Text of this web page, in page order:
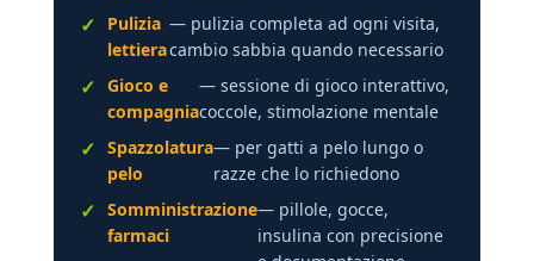
Pulizia
lettiera
— pulizia completa ad ogni visita,
cambio sabbia quando necessario
Gioco e
compagnia
— sessione di gioco interattivo,
coccole, stimolazione mentale
Spazzolatura
pelo
— per gatti a pelo lungo o
razze che lo richiedono
Somministrazione
farmaci
— pillole, gocce,
insulina con precisione